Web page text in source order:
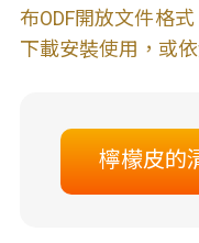
布ODF開放文件格
下載安裝使用，或
檸檬皮的